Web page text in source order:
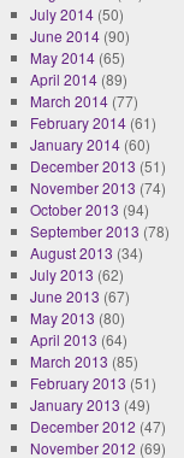
July 2014(50)
June 2014(90)
May 2014(65)
April 2014(89)
March 2014(77)
February 2014(61)
January 2014(60)
December 2013 (51)
November 2013 (74)
October 2013 (94)
September 2013 (78)
August 2013 (34)
July 2013 (62)
June 2013 (67)
May 2013 (80)
April 2013 (64)
March 2013 (85)
February 2013 (51)
January 2013 (49)
December 2012 (47)
November 2012 (69)